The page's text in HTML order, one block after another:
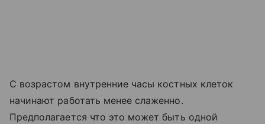
С возрастом внутренние часы костных клеток
начинают работать менее слаженно.
Предполагается что это может быть одной